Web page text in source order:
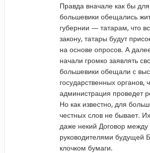
Правда вначале как бы
большевики обещались
губернии — татарам, что
закону, татары будут
на основе опросов. А
начали громко заявлять
большевики обещали с
государственных органов,
администрация проведет
Но как известно, для
честных слов не бывает.
даже некий Договор
руководителями будущей
клочком бумаги.